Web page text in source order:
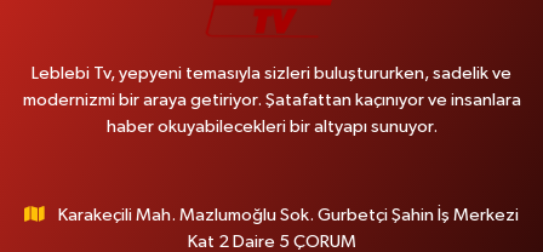
Leblebi Tv, yepyeni temasıyla sizleri buluştururken, sadelik ve
modernizmi bir araya getiriyor. Şatafattan kaçınıyor ve insanlara
haber okuyabilecekleri bir altyapı sunuyor.
Karakeçili Mah. Mazlumoğlu Sok. Gurbetçi Şahin İş Merkezi
Kat 2 Daire 5 ÇORUM